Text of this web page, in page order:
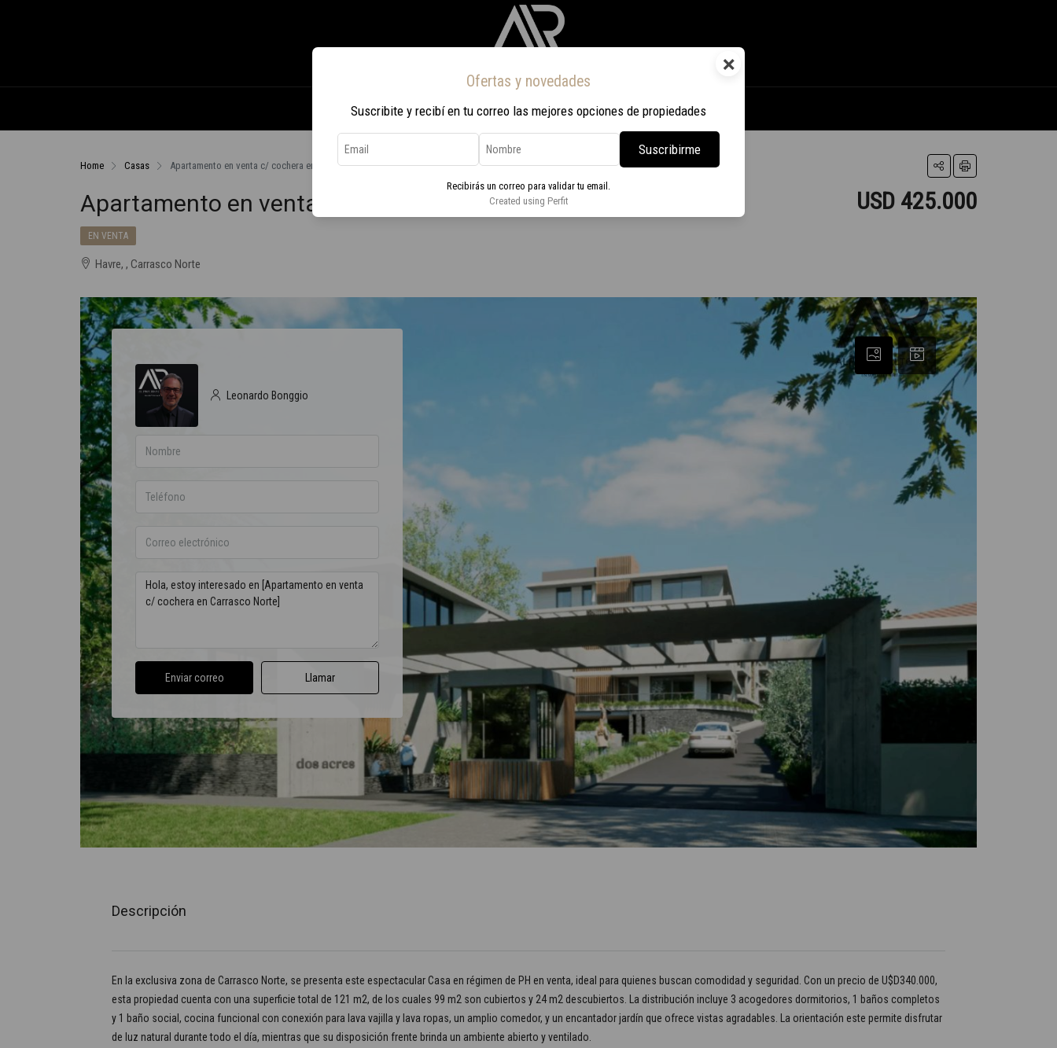
×
Ofertas y novedades
Suscribite y recibí en tu correo las mejores opciones de propiedades
Suscribirme
Recibirás un correo para validar tu email.
Created using Perfit
Inicio Propiedades Nosotros Contacto Viaje a Rio 2026
Home Casas Apartamento en venta c/ cochera en Carrasco Norte
Apartamento en venta c/ cochera en Carrasco Norte USD 425.000
EN VENTA
Havre, , Carrasco Norte
Leonardo Bonggio
Enviar correo Llamar
Descripción
En la exclusiva zona de Carrasco Norte, se presenta este espectacular Casa en régimen de PH en venta, ideal para quienes buscan comodidad y seguridad. Con un precio de U$D340.000,
esta propiedad cuenta con una superficie total de 121 m2, de los cuales 99 m2 son cubiertos y 24 m2 descubiertos. La distribución incluye 3 acogedores dormitorios, 1 baños completos
y 1 baño social, cocina funcional con conexión para lava vajilla y lava ropas, un amplio comedor, y un encantador jardín que ofrece vistas agradables. La orientación este permite disfrutar
de luz natural durante todo el día, mientras que su disposición frente brinda un ambiente abierto y ventilado.